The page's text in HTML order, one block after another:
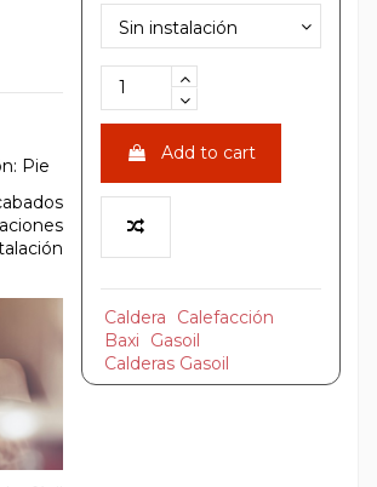
Pie
Add to cart
Caldera
Calefacción
Baxi
Gasoil
Calderas Gasoil